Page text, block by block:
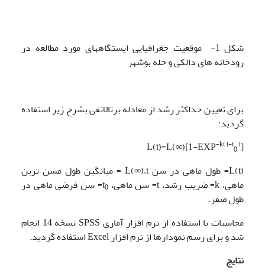
شکل 1- موقعیت جغرافیایی ایستگاههای مورد مطالعه در
رودخانه های دالکی و حله بوشهر
برای تعیین حداکثر رشد از معادله برتالانفی بشرح زیر استفاده
گردید:
L(t)=L(∞)[1-EXP-k( t-t0)]
L(t)= طول ماهی در سن L(∞)،t = میانگین طول مسن ترین
ماهی، k= ضریب رشد، t= سن ماهی، t
0 = سن فرضی ماهی در
طول صفر.
محاسبات با استفاده از نرم افزار آماری SPSS نسخه 14 انجام
شد و برای رسم نمودارها از نرم افزار Excel استفاده گردید.
نتایج